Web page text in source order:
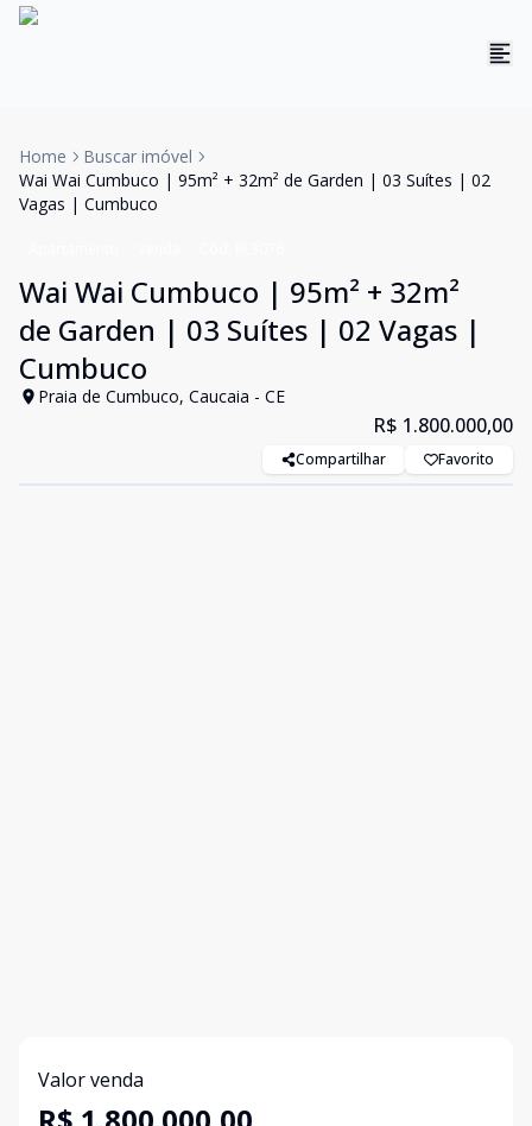
Home
Buscar imóvel
Wai Wai Cumbuco | 95m² + 32m² de Garden | 03 Suítes | 02
Vagas | Cumbuco
Wai Wai Cumbuco | 95m² + 32m²
de Garden | 03 Suítes | 02 Vagas |
Cumbuco
Praia de Cumbuco, Caucaia - CE
R$ 1.800.000,00
Compartilhar Favorito
Valor venda